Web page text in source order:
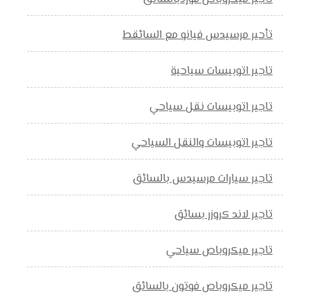
تأحير مرسيدس فيانو مع السائقط
تاجير اتوبيسات سياحية
تاجير اتوبيسات نقل سياحي
تاجير اتوبيسات والنقل السياحي
تاجير سيارات مرسيدس بالسائق
تاجير لاند كروزر بسائق
تاجير ميكروباص سياحي
تاجير ميكروباص فوتون بالسائق